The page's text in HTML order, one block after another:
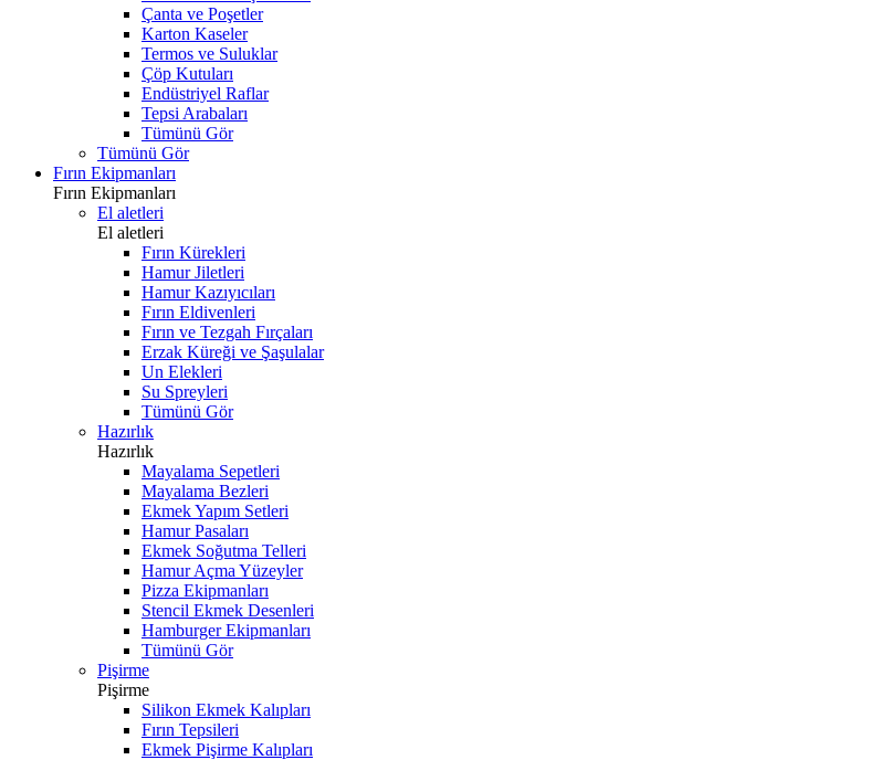
Çanta ve Poşetler
Karton Kaseler
Termos ve Suluklar
Çöp Kutuları
Endüstriyel Raflar
Tepsi Arabaları
Tümünü Gör
Tümünü Gör
Fırın Ekipmanları
Fırın Ekipmanları
El aletleri
El aletleri
Fırın Kürekleri
Hamur Jiletleri
Hamur Kazıyıcıları
Fırın Eldivenleri
Fırın ve Tezgah Fırçaları
Erzak Küreği ve Şaşulalar
Un Elekleri
Su Spreyleri
Tümünü Gör
Hazırlık
Hazırlık
Mayalama Sepetleri
Mayalama Bezleri
Ekmek Yapım Setleri
Hamur Pasaları
Ekmek Soğutma Telleri
Hamur Açma Yüzeyler
Pizza Ekipmanları
Stencil Ekmek Desenleri
Hamburger Ekipmanları
Tümünü Gör
Pişirme
Pişirme
Silikon Ekmek Kalıpları
Fırın Tepsileri
Ekmek Pişirme Kalıpları